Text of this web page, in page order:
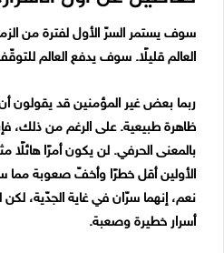
سوف يستمر السرّ الأول لفترة من
العالم قليلًا. سوف يدفع العالم
ربما بعض غير المؤمنين قد يقولون
ظاهرة طبيعية. على الرغم من ذلك،
بالمعنى الحرفي. لن يكون أمرًا هائلًا
الأولين أقل خطرًا وأخفّ صعوبة مما
نعم، إنهما سرّان في غاية الجدّية،
أسرار خطيرة وصعبة.